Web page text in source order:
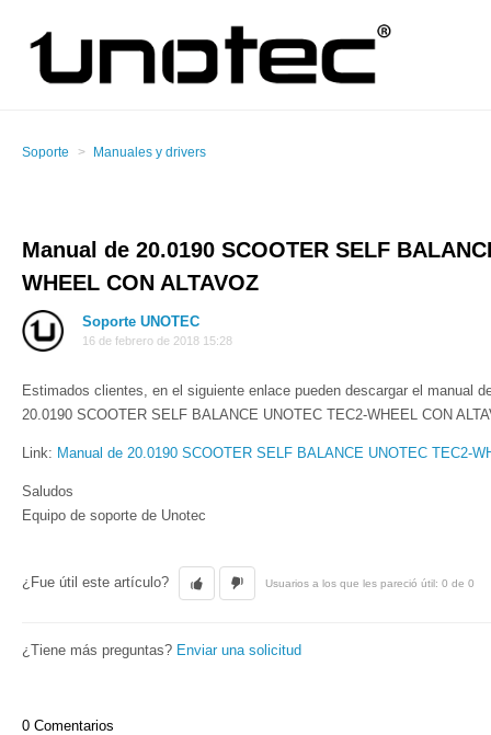
Soporte Manuales y drivers
Manual de 20.0190 SCOOTER SELF
WHEEL CON ALTAVOZ
Soporte UNOTEC
16 de febrero de 2018 15:28
Estimados clientes, en el siguiente enlace pueden descargar el manual
20.0190 SCOOTER SELF BALANCE UNOTEC TEC2-WHEEL CON
Link: Manual de 20.0190 SCOOTER SELF BALANCE UNOTEC TEC2-
Saludos
Equipo de soporte de Unotec
¿Fue útil este artículo? Usuarios a los que les pareció útil: 0 de 0
¿Tiene más preguntas? Enviar una solicitud
0 Comentarios